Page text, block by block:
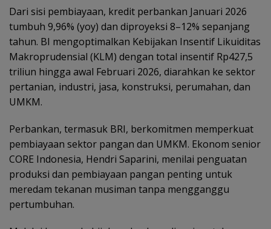
Dari sisi pembiayaan, kredit perbankan Januari 2026
tumbuh 9,96% (yoy) dan diproyeksi 8–12% sepanjang
tahun. BI mengoptimalkan Kebijakan Insentif Likuiditas
Makroprudensial (KLM) dengan total insentif Rp427,5
triliun hingga awal Februari 2026, diarahkan ke sektor
pertanian, industri, jasa, konstruksi, perumahan, dan
UMKM.
Perbankan, termasuk BRI, berkomitmen memperkuat
pembiayaan sektor pangan dan UMKM. Ekonom senior
CORE Indonesia, Hendri Saparini, menilai penguatan
produksi dan pembiayaan pangan penting untuk
meredam tekanan musiman tanpa mengganggu
pertumbuhan.